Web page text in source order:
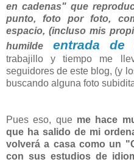
en cadenas" que
punto, foto por foto,
espacio, (incluso mis
humilde
entrada de
trabajillo y tiempo me
seguidores de este blog, (y
buscando alguna foto
Pues eso, queme hace
que ha salido de mi
volverá a casa como un
con sus estudios de